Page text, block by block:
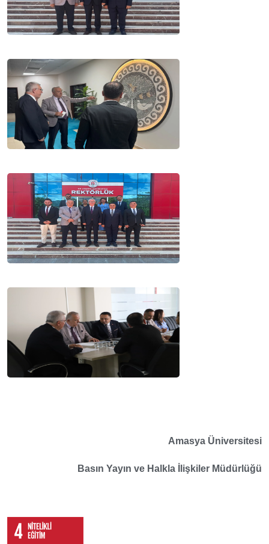
Amasya Üniversitesi
Basın Yayın ve Halkla İlişkiler Müdürlüğü